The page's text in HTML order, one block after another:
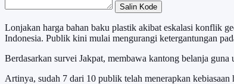
Salin Kode
Lonjakan harga bahan baku plastik akibat eskalasi konflik
Indonesia. Publik kini mulai mengurangi ketergantungan
Berdasarkan survei Jakpat, membawa kantong belanja
Artinya, sudah 7 dari 10 publik telah menerapkan